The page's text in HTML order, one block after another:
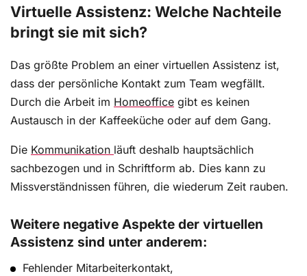
Virtuelle Assistenz: Welche Nachteile
bringt sie mit sich?
Das größte Problem an einer virtuellen Assistenz ist,
dass der persönliche Kontakt zum Team wegfällt.
Durch die Arbeit im Homeoffice gibt es keinen
Austausch in der Kaffeeküche oder auf dem Gang.
Die Kommunikation läuft deshalb hauptsächlich
sachbezogen und in Schriftform ab. Dies kann zu
Missverständnissen führen, die wiederum Zeit rauben.
Weitere negative Aspekte der virtuellen
Assistenz sind unter anderem:
Fehlender Mitarbeiterkontakt,